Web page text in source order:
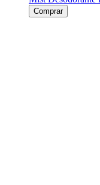
Comprar